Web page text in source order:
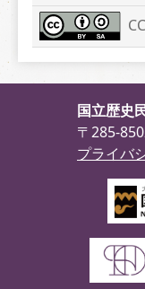
国立歴史
〒285-
プライバ